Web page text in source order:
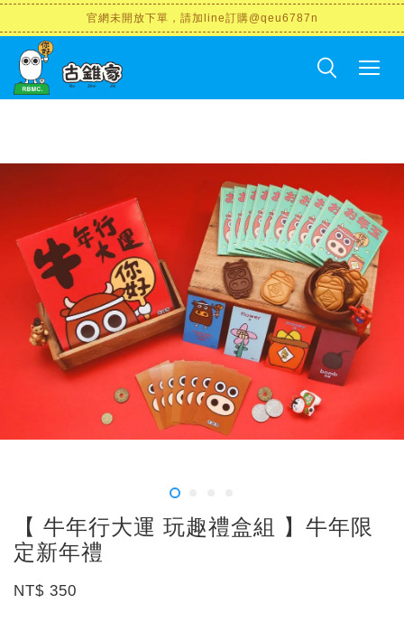
官網未開放下單，請加line訂購@qeu6787n
【 牛年行大運 玩趣禮盒組 】牛年限
定新年禮
NT$ 350